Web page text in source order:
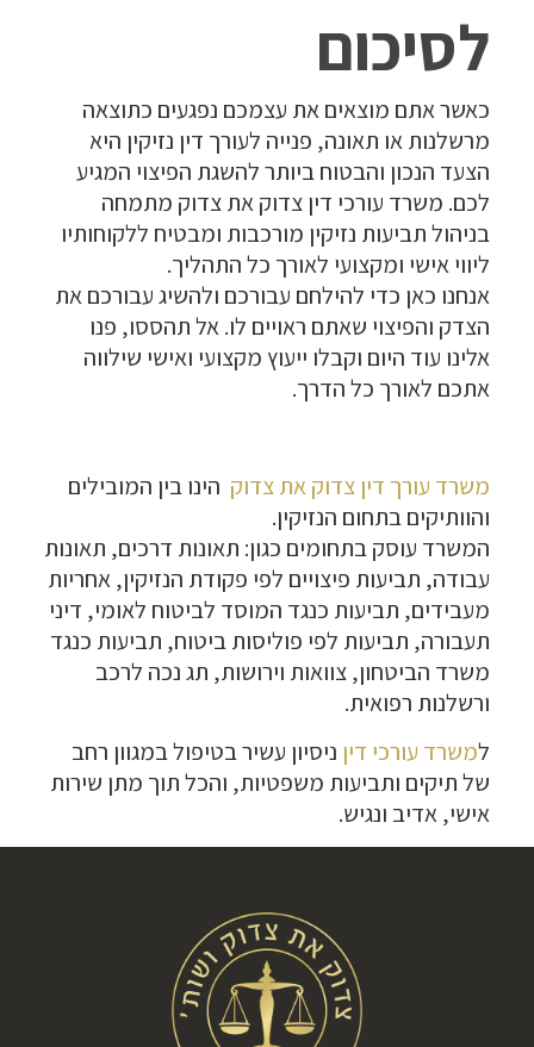
לסיכום
כאשר אתם מוצאים את עצמכם נפגעים כתוצאה
מרשלנות או תאונה, פנייה לעורך דין נזיקין היא
הצעד הנכון והבטוח ביותר להשגת הפיצוי המגיע
לכם. משרד עורכי דין צדוק את צדוק מתמחה
בניהול תביעות נזיקין מורכבות ומבטיח ללקוחותיו
ליווי אישי ומקצועי לאורך כל התהליך.
אנחנו כאן כדי להילחם עבורכם ולהשיג עבורכם את
הצדק והפיצוי שאתם ראויים לו. אל תהססו, פנו
אלינו עוד היום וקבלו ייעוץ מקצועי ואישי שילווה
אתכם לאורך כל הדרך.
משרד עורך דין צדוק את צדוק הינו בין המובילים
והוותיקים בתחום הנזיקין.
המשרד עוסק בתחומים כגון: תאונות דרכים, תאונות
עבודה, תביעות פיצויים לפי פקודת הנזיקין, אחריות
מעבידים, תביעות כנגד המוסד לביטוח לאומי, דיני
תעבורה, תביעות לפי פוליסות ביטוח, תביעות כנגד
משרד הביטחון, צוואות וירושות, תג נכה לרכב
ורשלנות רפואית.
למשרד עורכי דין ניסיון עשיר בטיפול במגוון רחב
של תיקים ותביעות משפטיות, והכל תוך מתן שירות
אישי, אדיב ונגיש.